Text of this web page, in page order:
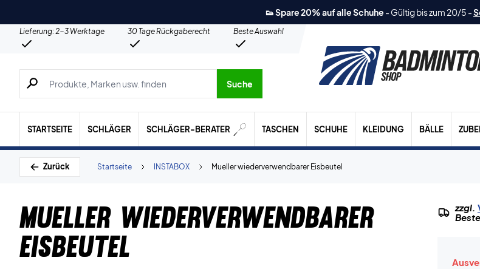
👟 Spare 20% auf alle Schuhe - Gültig bis zum 20/5 -
Lieferung: 2-3 Werktage 30 Tage Rückgaberecht
Beste Auswahl
Suche nach Produkten, Marken usw.
Suche
STARTSEITE SCHLÄGER SCHLÄGER-BERATER TASCHEN SCHUHE KLEIDUNG BÄLLE
Zurück Mueller wiederverwendbarer Eisbeutel
INSTABOX
Startseite
Mueller wiederverwendbarer
Eisbeutel
zzgl.